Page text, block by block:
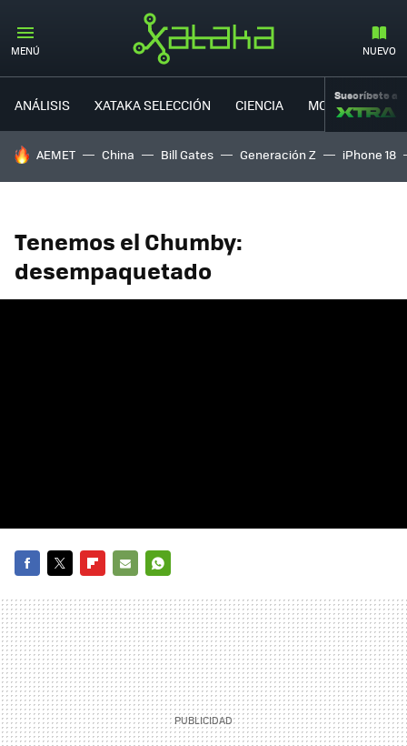
MENÚ NUEVO
ANÁLISIS XATAKA SELECCIÓN CIENCIA MOVILIDAD
Suscríbete a
HOY SE HABLA DE
AEMET China Bill Gates Generación Z iPhone 18
Tenemos el Chumby:
desempaquetado
MAIL